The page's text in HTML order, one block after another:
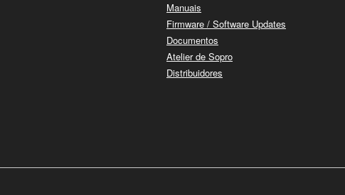
Manuais
Firmware / Software Updates
Documentos
Atelier de Sopro
Distribuidores